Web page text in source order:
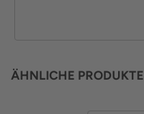
ÄHNLICHE PRODUKTE